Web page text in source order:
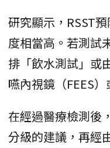
研究顯示，RSST
度相當高。若測試
排「飲水測試」或
嚥內視鏡（FEES
在經過醫療檢測後
分級的建議，再經